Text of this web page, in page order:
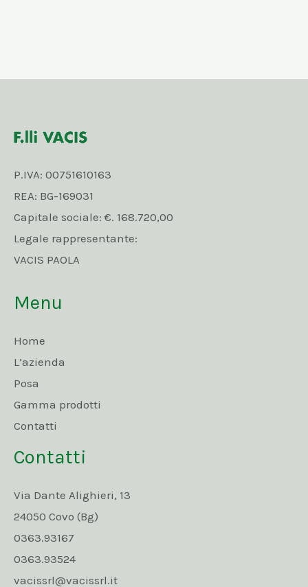
P.IVA: 00751610163
REA: BG-169031
Capitale sociale: €. 168.720,00
Legale rappresentante:
VACIS PAOLA
Menu
Home
L’azienda
Posa
Gamma prodotti
Contatti
Contatti
Via Dante Alighieri, 13
24050 Covo (Bg)
0363.93167
0363.93524
vacissrl@vacissrl.it